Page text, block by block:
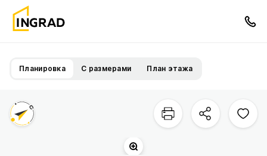
Планировка С размерами План этажа